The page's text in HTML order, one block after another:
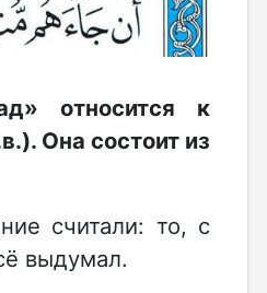
относится к
Она состоит из
считали: то, с
выдумал.